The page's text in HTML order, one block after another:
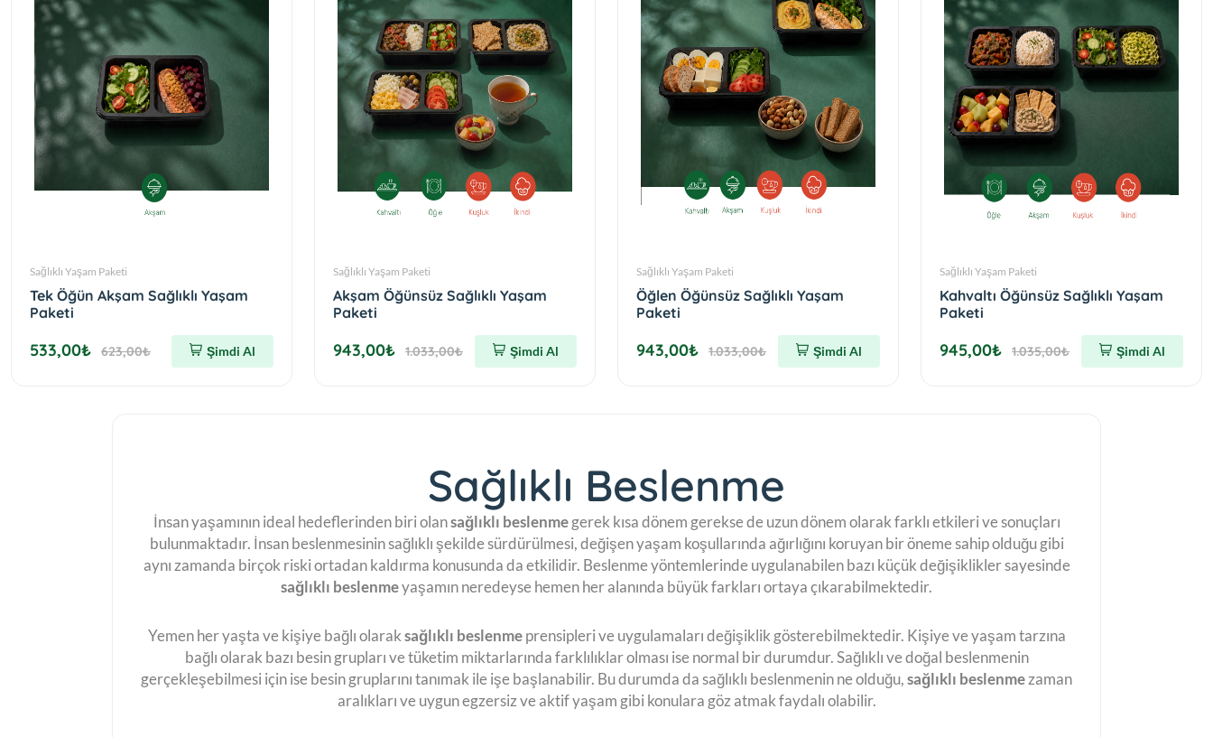
Sağlıklı Yaşam Paketi
Tek Öğün Akşam Sağlıklı Yaşam
Paketi
533,00₺ 623,00₺ Şimdi Al
Sağlıklı Yaşam Paketi
Akşam Öğünsüz Sağlıklı Yaşam
Paketi
943,00₺ 1.033,00₺ Şimdi Al
Sağlıklı Yaşam Paketi
Öğlen Öğünsüz Sağlıklı Yaşam
Paketi
943,00₺ 1.033,00₺ Şimdi Al
Sağlıklı Yaşam Paketi
Kahvaltı Öğünsüz Sağlıklı Yaşam
Paketi
945,00₺ 1.035,00₺ Şimdi Al
Sağlıklı Beslenme
İnsan yaşamının ideal hedeflerinden biri olansağlıklı beslenmegerek kısa dönem gerekse de uzun dönem olarak farklı etkileri ve sonuçları
bulunmaktadır. İnsan beslenmesinin sağlıklı şekilde sürdürülmesi, değişen yaşam koşullarında ağırlığını koruyan bir öneme sahip olduğu gibi
aynı zamanda birçok riski ortadan kaldırma konusunda da etkilidir. Beslenme yöntemlerinde uygulanabilen bazı küçük değişiklikler sayesinde
sağlıklı beslenmeyaşamın neredeyse hemen her alanında büyük farkları ortaya çıkarabilmektedir.
Yemen her yaşta ve kişiye bağlı olaraksağlıklı beslenmeprensipleri ve uygulamaları değişiklik gösterebilmektedir. Kişiye ve yaşam tarzına
bağlı olarak bazı besin grupları ve tüketim miktarlarında farklılıklar olması ise normal bir durumdur. Sağlıklı ve doğal beslenmenin
gerçekleşebilmesi için ise besin gruplarını tanımak ile işe başlanabilir. Bu durumda da sağlıklı beslenmenin ne olduğu,sağlıklı beslenmezaman
aralıkları ve uygun egzersiz ve aktif yaşam gibi konulara göz atmak faydalı olabilir.